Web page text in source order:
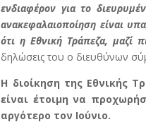
ενδιαφέρον για το
ανακεφαλαιοποίηση είναι
ότι η Εθνική Τράπεζα, μαζί
δηλώσεις του ο διευθύνων
Η διοίκηση της Εθνικής
είναι έτοιμη να
αργότερο τον Ιούνιο.